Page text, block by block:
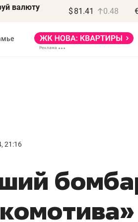
валюту $ 81.41 0.48
21:16
правил, бизнес может
потерять минимум